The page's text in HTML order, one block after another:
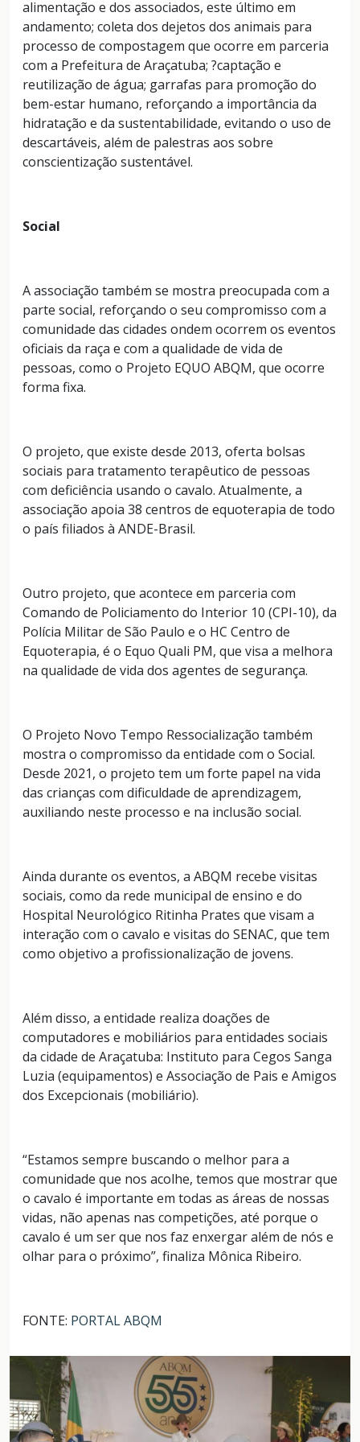
alimentação e dos associados, este último em
andamento; coleta dos dejetos dos animais para
processo de compostagem que ocorre em parceria
com a Prefeitura de Araçatuba; ?captação e
reutilização de água; garrafas para promoção do
bem-estar humano, reforçando a importância da
hidratação e da sustentabilidade, evitando o uso de
descartáveis, além de palestras aos sobre
conscientização sustentável.
Social
A associação também se mostra preocupada com a
parte social, reforçando o seu compromisso com a
comunidade das cidades ondem ocorrem os eventos
oficiais da raça e com a qualidade de vida de
pessoas, como o Projeto EQUO ABQM, que ocorre
forma fixa.
O projeto, que existe desde 2013, oferta bolsas
sociais para tratamento terapêutico de pessoas
com deficiência usando o cavalo. Atualmente, a
associação apoia 38 centros de equoterapia de todo
o país filiados à ANDE-Brasil.
Outro projeto, que acontece em parceria com
Comando de Policiamento do Interior 10 (CPI-10), da
Polícia Militar de São Paulo e o HC Centro de
Equoterapia, é o Equo Quali PM, que visa a melhora
na qualidade de vida dos agentes de segurança.
O Projeto Novo Tempo Ressocialização também
mostra o compromisso da entidade com o Social.
Desde 2021, o projeto tem um forte papel na vida
das crianças com dificuldade de aprendizagem,
auxiliando neste processo e na inclusão social.
Ainda durante os eventos, a ABQM recebe visitas
sociais, como da rede municipal de ensino e do
Hospital Neurológico Ritinha Prates que visam a
interação com o cavalo e visitas do SENAC, que tem
como objetivo a profissionalização de jovens.
Além disso, a entidade realiza doações de
computadores e mobiliários para entidades sociais
da cidade de Araçatuba: Instituto para Cegos Sanga
Luzia (equipamentos) e Associação de Pais e Amigos
dos Excepcionais (mobiliário).
“Estamos sempre buscando o melhor para a
comunidade que nos acolhe, temos que mostrar que
o cavalo é importante em todas as áreas de nossas
vidas, não apenas nas competições, até porque o
cavalo é um ser que nos faz enxergar além de nós e
olhar para o próximo”, finaliza Mônica Ribeiro.
FONTE: PORTAL ABQM